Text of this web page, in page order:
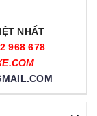
NHẤT
968 678